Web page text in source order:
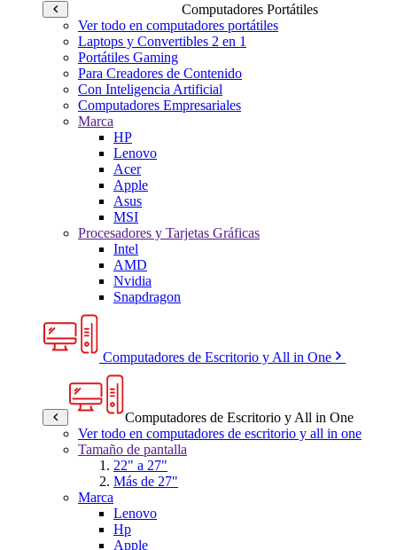
Computadores Portátiles
Ver todo en computadores portátiles
Laptops y Convertibles 2 en 1
Portátiles Gaming
Para Creadores de Contenido
Con Inteligencia Artificial
Computadores Empresariales
Marca
HP
Lenovo
Acer
Apple
Asus
MSI
Procesadores y Tarjetas Gráficas
Intel
AMD
Nvidia
Snapdragon
Computadores de Escritorio y All in One
Computadores de Escritorio y All in One
Ver todo en computadores de escritorio y all in one
Tamaño de pantalla
22" a 27"
Más de 27"
Marca
Lenovo
Hp
Apple